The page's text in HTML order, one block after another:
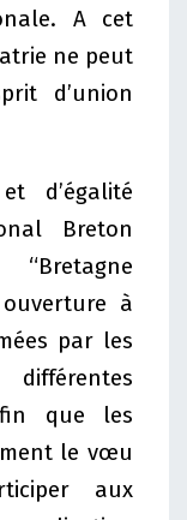
A cet
ne peut
d’union
d’égalité
Breton
“Bretagne
à
par les
que les
le vœu
aux